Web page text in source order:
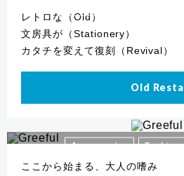
レトロな（Old）
文房具が（Stationery）
カタチを変えて復刻（Revival）
Old Resta
Accessories Fashion
ここから始まる、大人の嗜み